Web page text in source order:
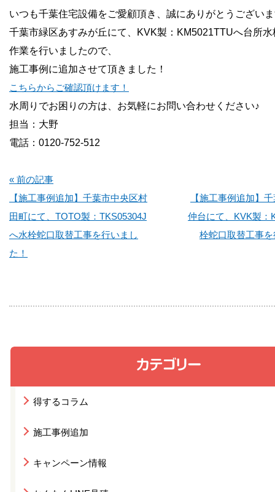
得するコラム
施工事例追加
キャンペーン情報
いつも千葉住宅設備をご愛顧頂き、誠にありがとうござい
千葉市緑区あすみが丘にて、KVK製：KM5021TTUへ台所
作業を行いましたので、
施工事例に追加させて頂きました！
こちらからご確認頂けます！
水周りでお困りの方は、お気軽にお問い合わせください♪
担当：大野
電話：0120-752-512
« 前の記事
【施工事例追加】千葉市中央区村
田町にて、TOTO製：TKS05304J
へ水栓蛇口取替工事を行いまし
た！
【施工事例追加】
仲台にて、KVK製：
栓蛇口取替工事